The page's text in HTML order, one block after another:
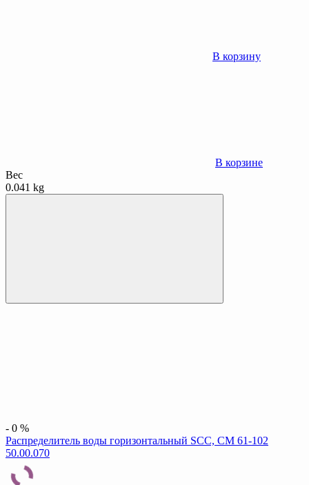
В корзину
В корзине
Вес
0.041 kg
- 0 %
Распределитель воды горизонтальный SCC, CM 61-102
50.00.070